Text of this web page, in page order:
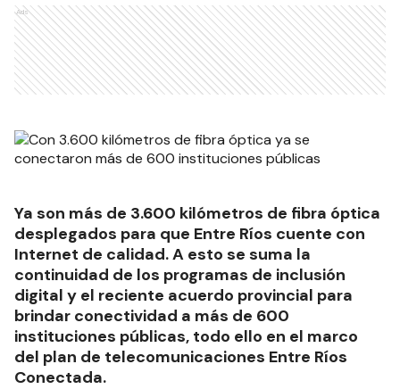
Ads
Ya son más de 3.600 kilómetros de fibra óptica
desplegados para que Entre Ríos cuente con
Internet de calidad. A esto se suma la
continuidad de los programas de inclusión
digital y el reciente acuerdo provincial para
brindar conectividad a más de 600
instituciones públicas, todo ello en el marco
del plan de telecomunicaciones Entre Ríos
Conectada.